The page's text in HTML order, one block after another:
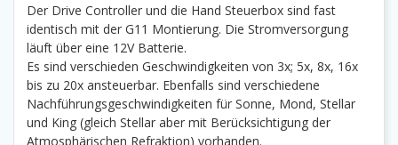
Der Drive Controller und die Hand Steuerbox sind fast
identisch mit der G11 Montierung. Die Stromversorgung
läuft über eine 12V Batterie.
Es sind verschieden Geschwindigkeiten von 3x; 5x, 8x, 16x
bis zu 20x ansteuerbar. Ebenfalls sind verschiedene
Nachführungsgeschwindigkeiten für Sonne, Mond, Stellar
und King (gleich Stellar aber mit Berücksichtigung der
Atmosphärischen Refraktion) vorhanden.